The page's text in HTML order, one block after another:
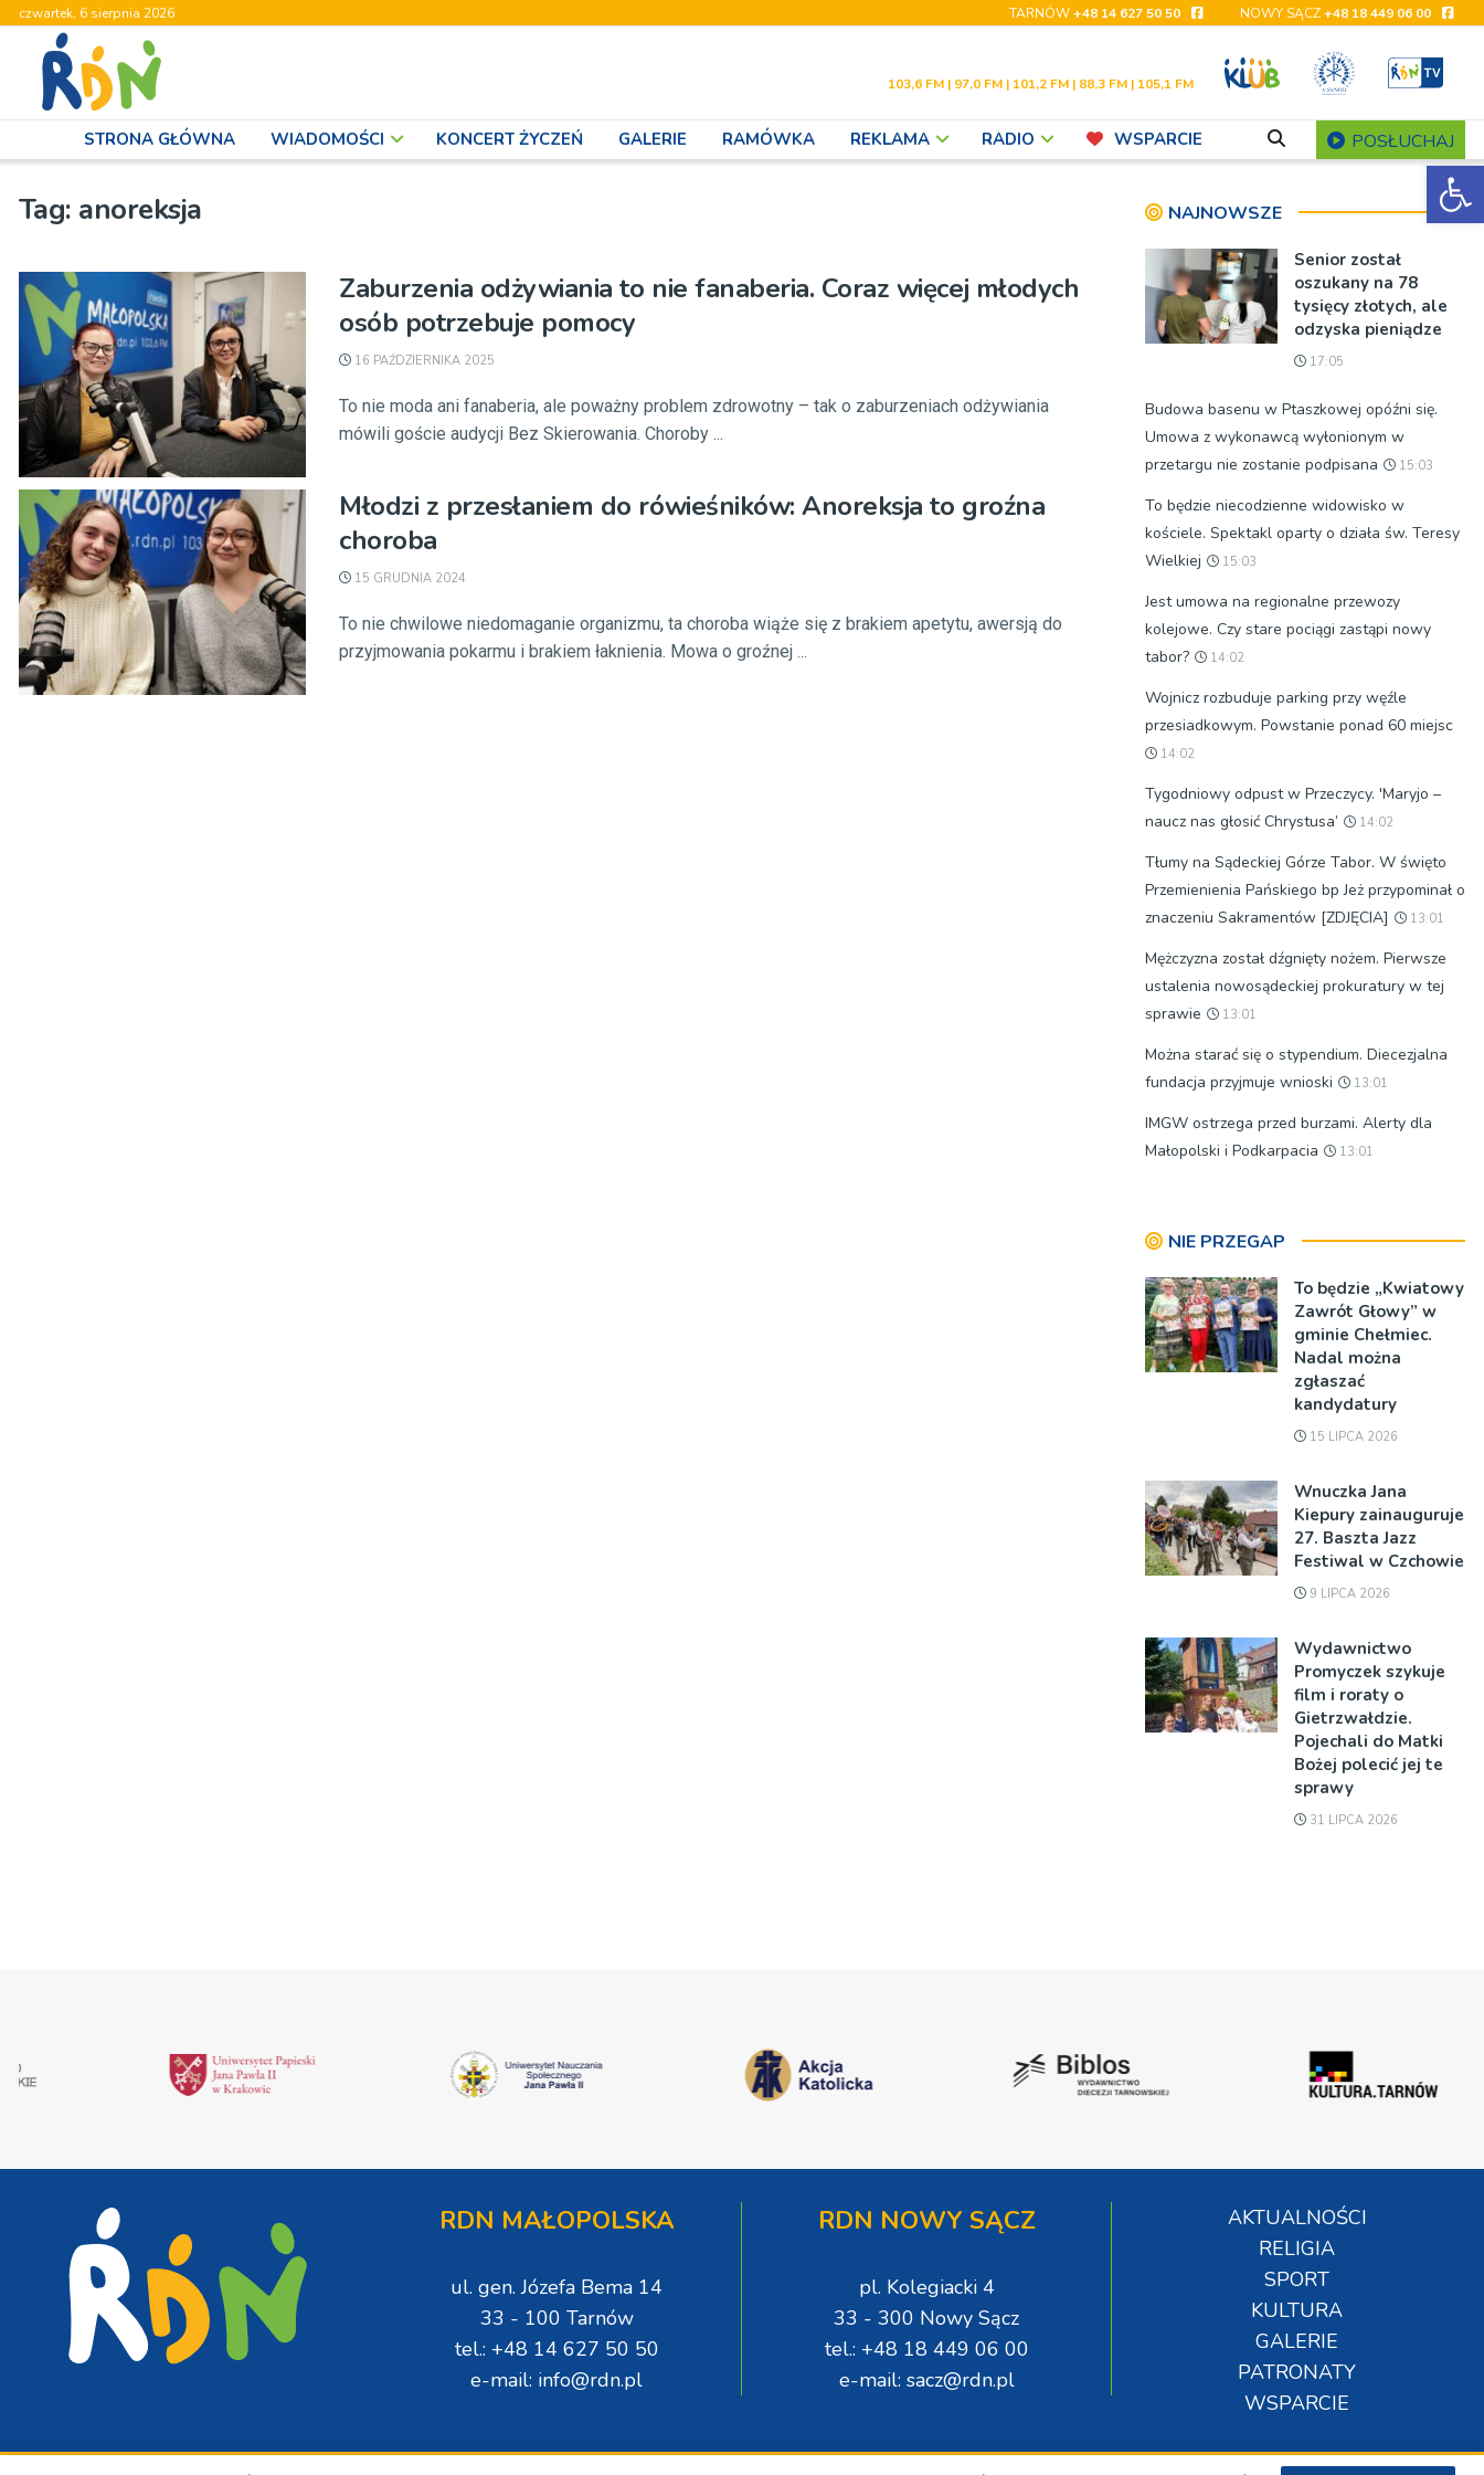
czwartek, 6 sierpnia 2026 TARNÓW+48 14 627 50 50 NOWY SĄCZ+48 18 449 06 00
103,6 FM | 97,0 FM | 101,2 FM | 88,3 FM | 105,1 FM
STRONA GŁÓWNA WIADOMOŚCI KONCERT ŻYCZEŃ GALERIE RAMÓWKA REKLAMA RADIO WSPARCIE POSŁUCHAJ
Tag: anoreksja
Zaburzenia odżywiania to nie fanaberia. Coraz więcej młodych
osób potrzebuje pomocy
16 PAŹDZIERNIKA 2025
To nie moda ani fanaberia, ale poważny problem zdrowotny – tak o zaburzeniach odżywiania
mówili goście audycji Bez Skierowania. Choroby ...
Młodzi z przesłaniem do rówieśników: Anoreksja to groźna
choroba
15 GRUDNIA 2024
To nie chwilowe niedomaganie organizmu, ta choroba wiąże się z brakiem apetytu, awersją do
przyjmowania pokarmu i brakiem łaknienia. Mowa o groźnej ...
NAJNOWSZE
Senior został
oszukany na 78
tysięcy złotych, ale
odzyska pieniądze
17:05
Budowa basenu w Ptaszkowej opóźni się.
Umowa z wykonawcą wyłonionym w
przetargu nie zostanie podpisana
15:03
To będzie niecodzienne widowisko w
kościele. Spektakl oparty o działa św. Teresy
Wielkiej
15:03
Jest umowa na regionalne przewozy
kolejowe. Czy stare pociągi zastąpi nowy
tabor?
14:02
Wojnicz rozbuduje parking przy węźle
przesiadkowym. Powstanie ponad 60 miejsc
14:02
Tygodniowy odpust w Przeczycy. 'Maryjo –
naucz nas głosić Chrystusa’
14:02
Tłumy na Sądeckiej Górze Tabor. W święto
Przemienienia Pańskiego bp Jeż przypominał o
znaczeniu Sakramentów [ZDJĘCIA]
13:01
Mężczyzna został dźgnięty nożem. Pierwsze
ustalenia nowosądeckiej prokuratury w tej
sprawie
13:01
Można starać się o stypendium. Diecezjalna
fundacja przyjmuje wnioski
13:01
IMGW ostrzega przed burzami. Alerty dla
Małopolski i Podkarpacia
13:01
NIE PRZEGAP
To będzie „Kwiatowy
Zawrót Głowy” w
gminie Chełmiec.
Nadal można
zgłaszać
kandydatury
15 LIPCA 2026
Wnuczka Jana
Kiepury zainauguruje
27. Baszta Jazz
Festiwal w Czchowie
9 LIPCA 2026
Wydawnictwo
Promyczek szykuje
film i roraty o
Gietrzwałdzie.
Pojechali do Matki
Bożej polecić jej te
sprawy
31 LIPCA 2026
RDN MAŁOPOLSKA
ul. gen. Józefa Bema 14
33 - 100 Tarnów
tel.: +48 14 627 50 50
e-mail: info@rdn.pl
RDN NOWY SĄCZ
pl. Kolegiacki 4
33 - 300 Nowy Sącz
tel.: +48 18 449 06 00
e-mail: sacz@rdn.pl
AKTUALNOŚCI
RELIGIA
SPORT
KULTURA
GALERIE
PATRONATY
WSPARCIE